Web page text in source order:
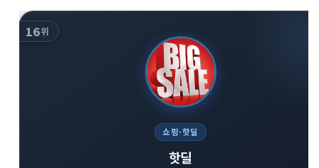
16위
쇼핑·핫딜
핫딜